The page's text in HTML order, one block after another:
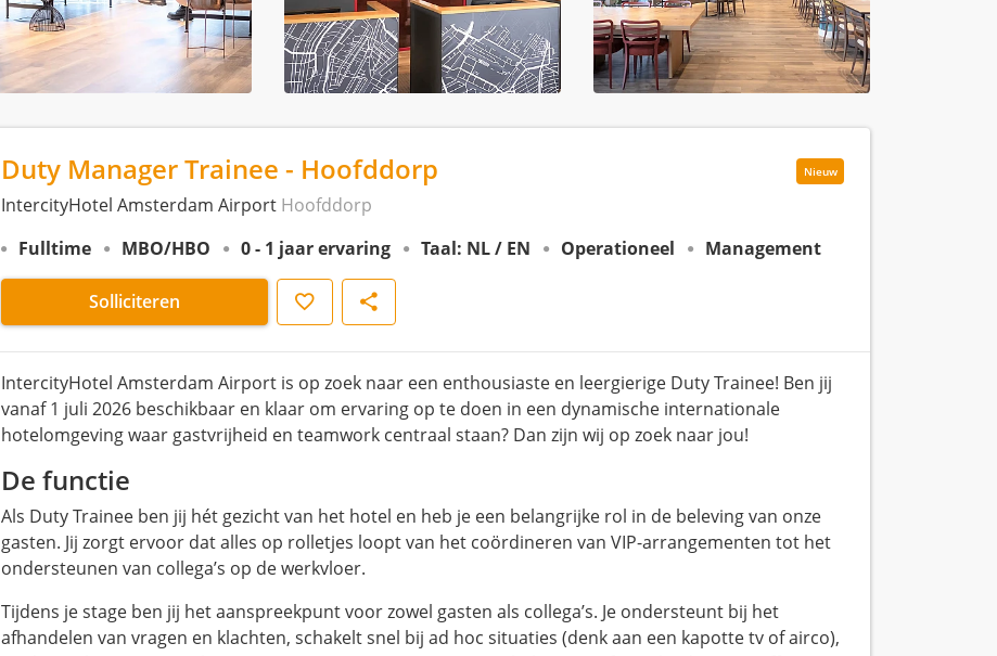
Nieuw
Duty Manager Trainee - Hoofddorp
IntercityHotel Amsterdam Airport Hoofddorp
Fulltime
MBO/HBO 0 - 1 jaar ervaring Taal: NL / EN Operationeel Management
Solliciteren Opslaan Delen
IntercityHotel Amsterdam Airport is op zoek naar een enthousiaste en leergierige Duty Trainee! Ben jij
vanaf 1 juli 2026 beschikbaar en klaar om ervaring op te doen in een dynamische internationale
hotelomgeving waar gastvrijheid en teamwork centraal staan? Dan zijn wij op zoek naar jou!
De functie
Als Duty Trainee ben jij hét gezicht van het hotel en heb je een belangrijke rol in de beleving van onze
gasten. Jij zorgt ervoor dat alles op rolletjes loopt van het coördineren van VIP-arrangementen tot het
ondersteunen van collega’s op de werkvloer.
Tijdens je stage ben jij het aanspreekpunt voor zowel gasten als collega’s. Je ondersteunt bij het
afhandelen van vragen en klachten, schakelt snel bij ad hoc situaties (denk aan een kapotte tv of airco),